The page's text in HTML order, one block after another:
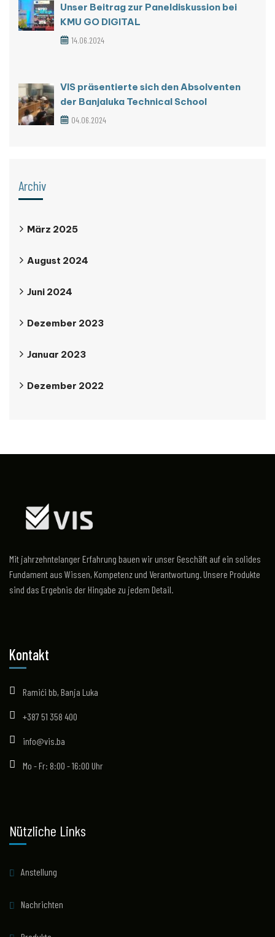
Unser Beitrag zur Paneldiskussion bei
KMU GO DIGITAL
14.06.2024
VIS präsentierte sich den Absolventen
der Banjaluka Technical School
04.06.2024
Archiv
März 2025
August 2024
Juni 2024
Dezember 2023
Januar 2023
Dezember 2022
Mit jahrzehntelanger Erfahrung bauen wir unser Geschäft auf ein solides
Fundament aus Wissen, Kompetenz und Verantwortung. Unsere Produkte
sind das Ergebnis der Hingabe zu jedem Detail.
Kontakt
Ramići bb, Banja Luka
+387 51 358 400
info@vis.ba
Mo - Fr: 8:00 - 16:00 Uhr
Nützliche Links
Anstellung
Nachrichten